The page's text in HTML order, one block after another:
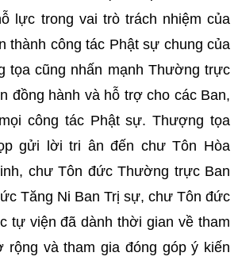
lực trong vai trò trách nhiệm của
thành công tác Phật sự chung của
tọa cũng nhấn mạnh Thường trực
đồng hành và hỗ trợ cho các Ban,
công tác Phật sự. Thượng tọa
gửi lời tri ân đến chư Tôn Hòa
chư Tôn đức Thường trực Ban
Tăng Ni Ban Trị sự, chư Tôn đức
tự viện đã dành thời gian về tham
rộng và tham gia đóng góp ý kiến